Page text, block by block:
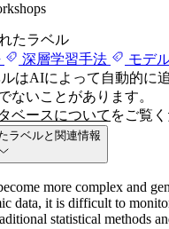
たラベル
深層学習手法
モデ
はAIによって自動的に
ないことがあります。
ベースについて をご覧く
ラベルと関連情報
more complex and
data, it is difficult to
statistical methods